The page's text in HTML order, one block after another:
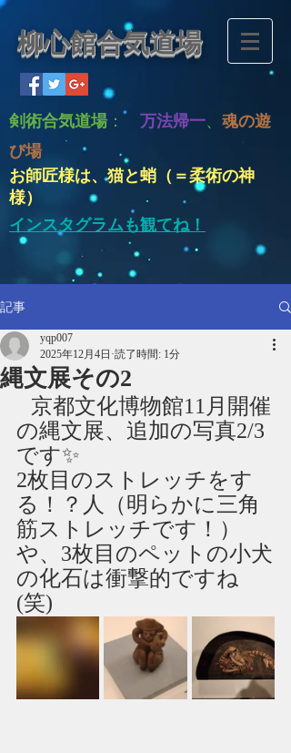
柳心館合気道場
剣術合気道場： 万法帰一、 魂の遊
び場
お師匠様は、猫と蛸（＝柔術の神
様）
インスタグラムも観てね！
記事
縄文展その2
yqp007
2025年12月4日 読了時間: 1分
京都文化博物館11月開催
の縄文展、追加の写真2/3
です✨
2枚目のストレッチをす
る！？人（明らかに三角
筋ストレッチです！）
や、3枚目のペットの小犬
の化石は衝撃的ですね
(笑)